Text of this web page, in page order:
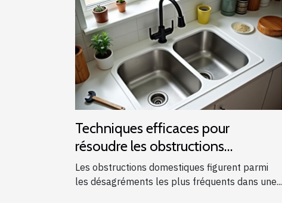
Techniques efficaces pour
résoudre les obstructions
domestiques courantes
Les obstructions domestiques figurent parmi
les désagréments les plus fréquents dans une...